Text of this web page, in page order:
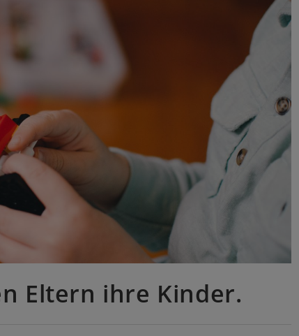
Eltern ihre Kinder.